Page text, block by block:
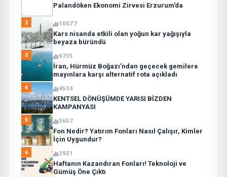
Palandöken Ekonomi Zirvesi Erzurum’da
2 10077
Kars nisanda etkili olan yoğun kar yağışıyla
beyaza büründü
3 6725
İran, Hürmüz Boğazı’ndan geçecek gemilere
mayınlara karşı alternatif rota açıkladı
4 4534
KENTSEL DÖNÜŞÜMDE YARISI BİZDEN
KAMPANYASI
5 3657
Fon Nedir? Yatırım Fonları Nasıl Çalışır, Kimler
İçin Uygundur?
6 2921
Haftanın Kazandıran Fonları! Teknoloji ve
Gümüş Öne Çıktı